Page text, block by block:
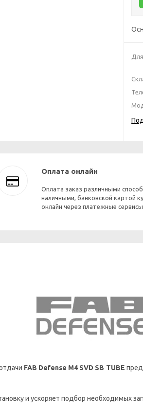
Оплата онлайн
Оплата заказ различными
наличными, банковской картой
онлайн через платежные сервисы
FAB Defense M4 SVD SB TUBE
и ускоряет подбор необходимых